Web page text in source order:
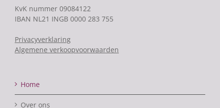
KvK nummer 09084122
IBAN NL21 INGB 0000 283 755
Privacyverklaring
Algemene verkoopvoorwaarden
Home
Over ons